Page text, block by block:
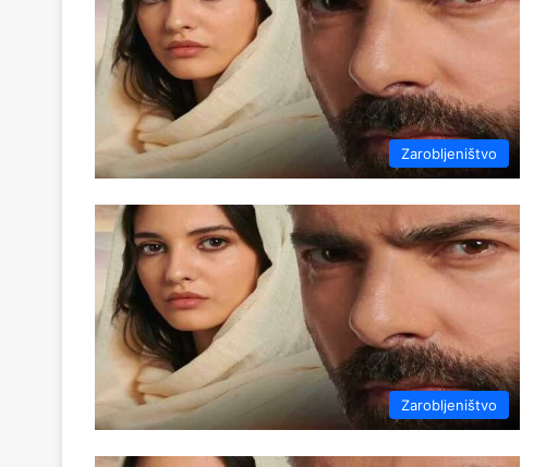
Zarobljeništvo
Zarobljeništvo